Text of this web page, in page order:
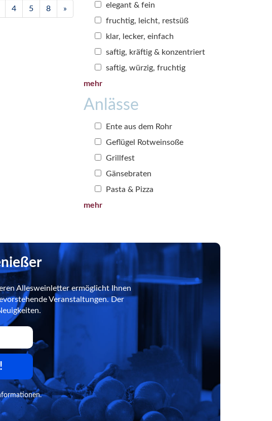
4 5 8 »
elegant & fein
fruchtig, leicht, restsüß
klar, lecker, einfach
saftig, kräftig & konzentriert
saftig, würzig, fruchtig
mehr
Anlässe
Ente aus dem Rohr
Geflügel Rotweinsoße
Grillfest
Gänsebraten
Pasta & Pizza
mehr
Allesweinletter ermöglicht Ihnen
Veranstaltungen. Der